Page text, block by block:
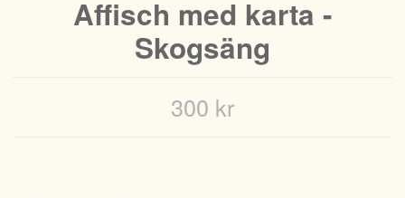
Affisch med karta -
Skogsäng
300 kr